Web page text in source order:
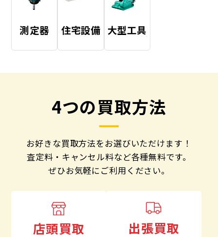
測定器 住宅設備 大型工具
4つの買取方法
お好きな買取方法をお選びいただけます！
査定料・キャンセル料など各種無料です。
ぜひお気軽にご利用ください。
店頭買取 出張買取